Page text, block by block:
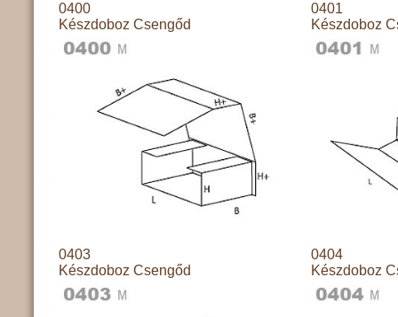
0400
Készdoboz Csengőd
0401
Készdoboz
0403
Készdoboz Csengőd
0404
Készdoboz